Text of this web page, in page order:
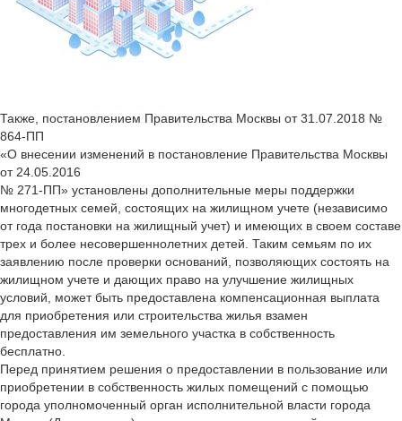
Также, постановлением Правительства Москвы от 31.07.2018 №
864-ПП
«О внесении изменений в постановление Правительства Москвы
от 24.05.2016
№ 271-ПП» установлены дополнительные меры поддержки
многодетных семей, состоящих на жилищном учете (независимо
от года постановки на жилищный учет) и имеющих в своем составе
трех и более несовершеннолетних детей. Таким семьям по их
заявлению после проверки оснований, позволяющих состоять на
жилищном учете и дающих право на улучшение жилищных
условий, может быть предоставлена компенсационная выплата
для приобретения или строительства жилья взамен
предоставления им земельного участка в собственность
бесплатно.
Перед принятием решения о предоставлении в пользование или
приобретении в собственность жилых помещений с помощью
города уполномоченный орган исполнительной власти города